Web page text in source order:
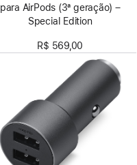
para AirPods (3ª geração) –
Special Edition
R$ 569,00